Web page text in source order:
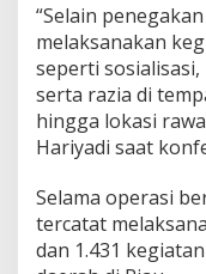
s
A
n
t
i
k
K
2
0
2
“Selain
melaksanakan
seperti
serta razia di
hingga lokasi
Hariyadi saat
Selama operasi
tercatat
dan 1.431